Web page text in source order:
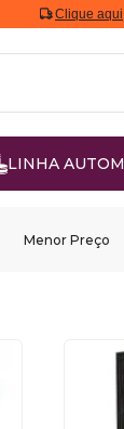
Clique aqui
LINHA
Menor Preço